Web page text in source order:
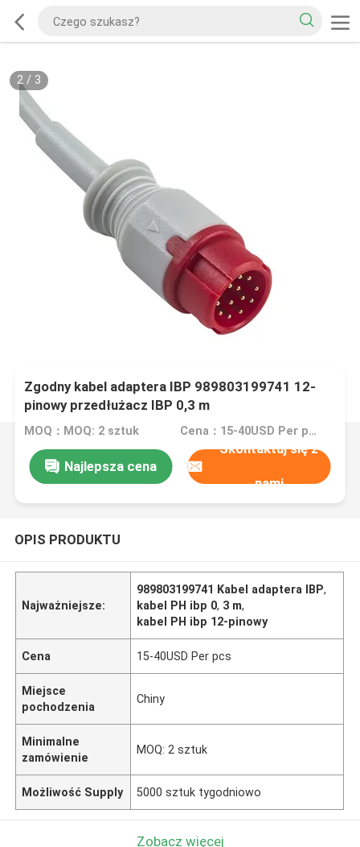
2/ 3
Zgodny kabel adaptera IBP 989803199741 12-
pinowy przedłużacz IBP 0,3 m
MOQ：MOQ: 2 sztuk Cena：15-40USD Per pcs
Najlepsza cena
Skontaktuj się z
nami
OPIS PRODUKTU
Najważniejsze:
989803199741 Kabel adaptera IBP,
kabel PH ibp 0, 3 m,
kabel PH ibp 12-pinowy
Cena 15-40USD Per pcs
Miejsce
pochodzenia
Chiny
Minimalne
zamówienie
MOQ: 2 sztuk
Możliwość Supply 5000 sztuk tygodniowo
Zobacz więcej